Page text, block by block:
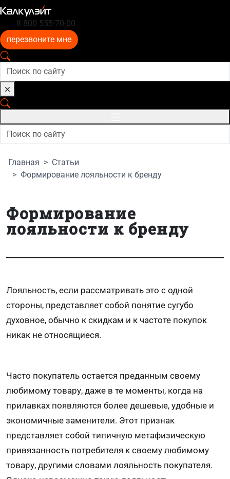
8 800 555-70-00
перезвоните мне
Главная
Статьи
Формирование лояльности к бренду
Формирование
лояльности к бренду
Лояльность, если рассматривать это с одной
стороны, представляет собой понятие сугубо
духовное, обычно к скидкам и к частоте покупок
никак не относящиеся.
Часто покупатель остается преданным своему
любимому товару, даже в те моменты, когда на
прилавках появляются более дешевые, удобные и
экономичные заменители. Этот признак
представляет собой типичную метафизическую
привязанность потребителя к своему любимому
товару, другими словами лояльность покупателя.